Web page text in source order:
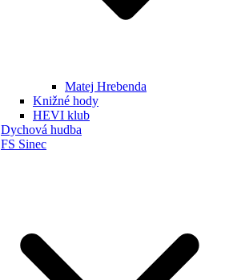
Matej Hrebenda
Knižné hody
HEVI klub
Dychová hudba
FS Sinec